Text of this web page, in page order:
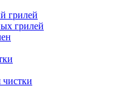
грилей
грилей